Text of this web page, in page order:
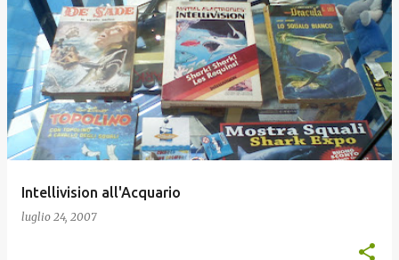
Intellivision all'Acquario
luglio 24, 2007